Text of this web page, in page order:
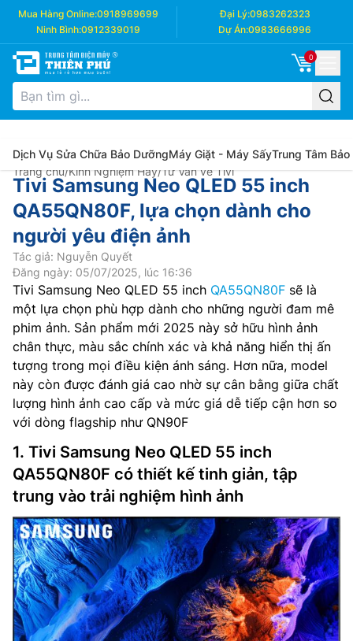
Mua Hàng Online:0918969699 Đại Lý:0983262323
Ninh Bình:0912339019 Dự Án:0983666996
0
Dịch Vụ Sửa Chữa Bảo DưỡngMáy Giặt - Máy SấyTrung Tâm Bảo
Trang chủ/Kinh Nghiệm Hay/Tư Vấn về Tivi
Tivi Samsung Neo QLED 55 inch
QA55QN80F, lựa chọn dành cho
người yêu điện ảnh
Tác giả: Nguyễn Quyết
Đăng ngày: 05/07/2025, lúc 16:36
Tivi Samsung Neo QLED 55 inch QA55QN80F sẽ là
một lựa chọn phù hợp dành cho những người đam mê
phim ảnh. Sản phẩm mới 2025 này sở hữu hình ảnh
chân thực, màu sắc chính xác và khả năng hiển thị ấn
tượng trong mọi điều kiện ánh sáng. Hơn nữa, model
này còn được đánh giá cao nhờ sự cân bằng giữa chất
lượng hình ảnh cao cấp và mức giá dễ tiếp cận hơn so
với dòng flagship như QN90F
1. Tivi Samsung Neo QLED 55 inch
QA55QN80F có thiết kế tinh giản, tập
trung vào trải nghiệm hình ảnh